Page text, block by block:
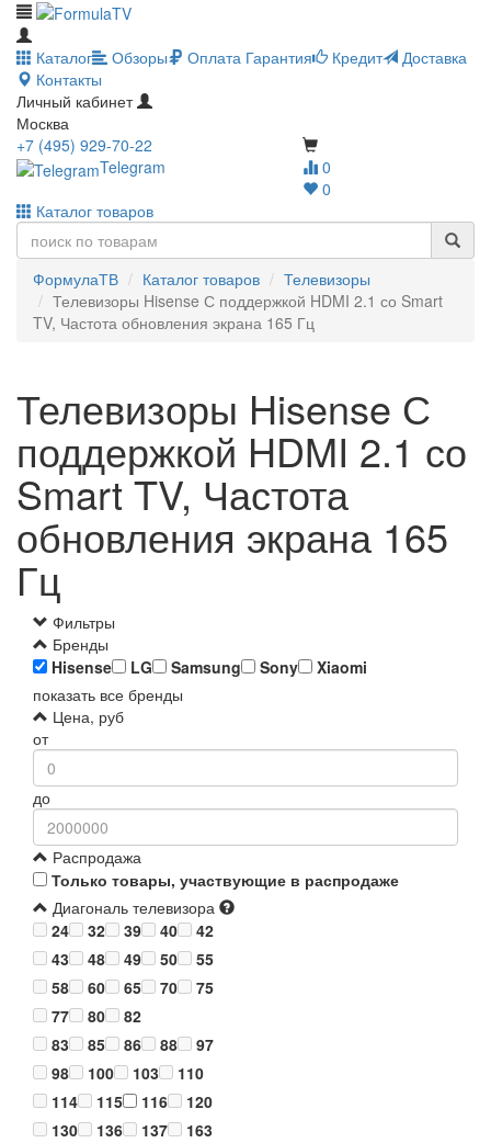
Каталог Обзоры Оплата Гарантия Кредит
Доставка
Контакты
Личный кабинет
Москва
0
0
+7 (495) 929-70-22
Telegram
Каталог товаров
ФормулаТВ Каталог товаров
Телевизоры
Телевизоры Hisense С поддержкой HDMI 2.1 со Smart
TV, Частота обновления экрана 165 Гц
Телевизоры Hisense С
поддержкой HDMI 2.1 со
Smart TV, Частота
обновления экрана 165
Гц
Фильтры
Бренды
Hisense
LG Samsung Sony
Xiaomi
показать все бренды
Цена, руб
от
до
Распродажа
Только товары, участвующие в распродаже
Диагональ телевизора
24
32 39 40
42
43
48 49 50
55
58
60 65 70
75
77
80
82
83
85 86 88
97
98
100 103
110
114
115 116
120
130
136 137
163